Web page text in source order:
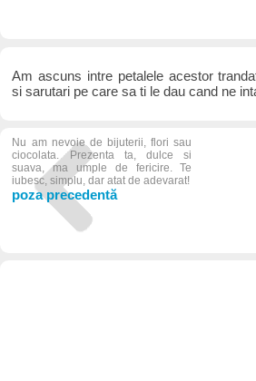
Am ascuns intre petalele acestor
si sarutari pe care sa ti le dau cand ne
Nu am nevoie de bijuterii, flori sau
ciocolata. Prezenta ta, dulce si
suava, ma umple de fericire. Te
iubesc, simplu, dar atat de adevarat!
poza precedentă